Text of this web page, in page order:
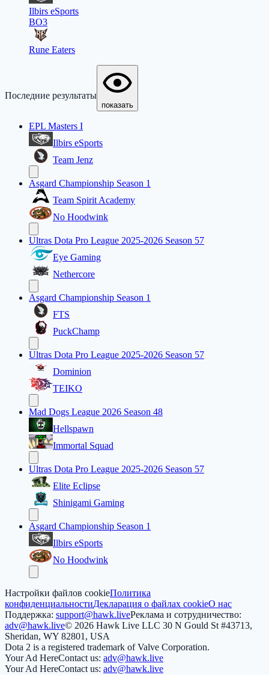
Ilbirs eSports
BO3
Rune Eaters
Последние результаты
показать
EPL Masters I
Ilbirs eSports
Team Jenz
Asgard Championship Season 1
Team Spirit Academy
No Hoodwink
Ultras Dota Pro League 2025-2026 Season 57
Eye Gaming
Nethercore
Asgard Championship Season 1
FTS
PuckChamp
Ultras Dota Pro League 2025-2026 Season 57
Dominion
TEIKO
Mad Dogs League 2026 Season 48
Hellspawn
Immortal Squad
Ultras Dota Pro League 2025-2026 Season 57
Elite Eclipse
Shinigami Gaming
Asgard Championship Season 1
Ilbirs eSports
No Hoodwink
Настройки файлов cookieПолитика
конфиденциальностиДекларация о файлах cookieО нас
Поддержка: support@hawk.liveРеклама и сотрудничество:
adv@hawk.live© 2026 Hawk Live LLC 30 N Gould St #43713,
Sheridan, WY 82801, USA
Dota 2 is a registered trademark of Valve Corporation.
Your Ad HereContact us: adv@hawk.live
Your Ad HereContact us: adv@hawk.live